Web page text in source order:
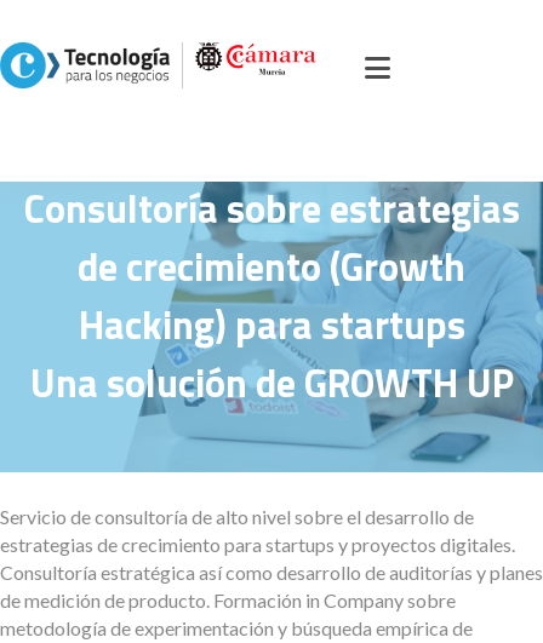
Consultoría sobre estrategias de crecimiento (Growth
startups
Consultoría sobre estrategias
de crecimiento (Growth
Hacking) para startups
Una solución de GROWTH UP
Servicio de consultoría de alto nivel sobre el desarrollo de
estrategias de crecimiento para startups y proyectos digitales.
Consultoría estratégica así como desarrollo de auditorías y planes
de medición de producto. Formación in Company sobre
metodología de experimentación y búsqueda empírica de